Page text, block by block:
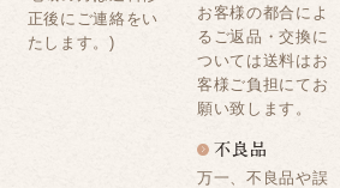
正後にご連絡をい
たします。)
お客様の都合によ
るご返品・交換に
ついては送料はお
客様ご負担にてお
願い致します。
万一、不良品や誤